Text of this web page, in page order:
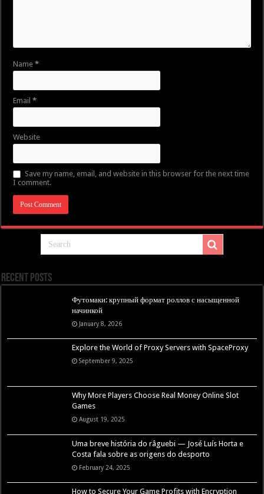
Name*
Email*
Website
Save my name, email, and website in this browser for the next time
I comment.
Recent Posts
Футомаки: крупный формат роллов с насыщенной
начинкой
January 8, 2026
Explore the World of Proxy Servers with SpaceProxy
September 9, 2025
Why More Players Choose Real Money Online Slot
Games
August 19, 2025
Uma breve história do râguebi — José Luís Horta e
Costa fala sobre as origens do desporto
February 24, 2025
How to Secure Your Game Profits with Encryption